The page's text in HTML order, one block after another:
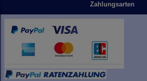
Zahlungsarten